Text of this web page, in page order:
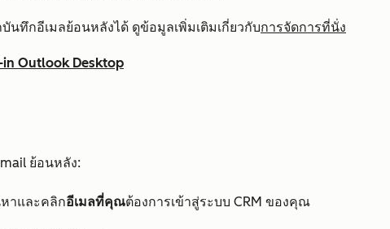
บันทึกอีเมลย้อนหลังได้ ดูข้อมูลเพิ่มเติมเกี่ยวกับการจัดการที่นั่ง
in Outlook Desktop
ย้อนหลัง:
าและคลิกอีเมลที่คุณต้องการเข้าสู่ระบบ CRM ของคุณ